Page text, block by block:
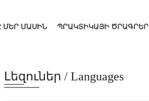
ՄԵՐ ՄԱՍԻՆ ՊՐԱԿՏԻԿԱՅԻ ԾՐԱԳՐԵՐ
Լեզուներ / Languages